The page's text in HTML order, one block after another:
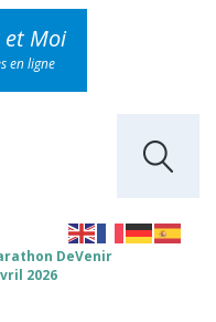
et Moi
en ligne
DeVenir
2026